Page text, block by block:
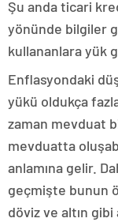
Şu anda ticari
yönünde bilgiler
kullananlara yük
Enflasyondaki
yükü oldukça
zaman mevduat
mevduatta
anlamına gelir.
geçmişte bunun
döviz ve altın gibi